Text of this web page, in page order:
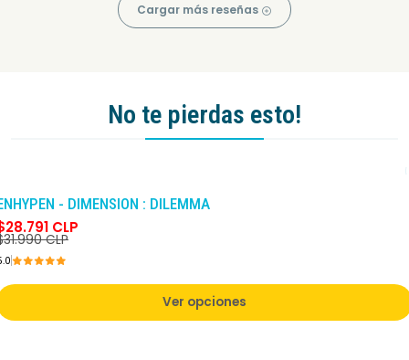
Cargar más reseñas
No te pierdas esto!
- DIMENSION : DILEMMA
CLP
CLP
Ver opciones